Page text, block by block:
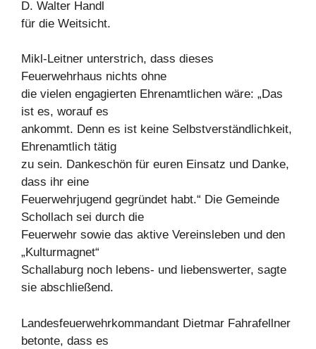
D. Walter Handl
für die Weitsicht.
Mikl-Leitner unterstrich, dass dieses
Feuerwehrhaus nichts ohne
die vielen engagierten Ehrenamtlichen wäre: „Das
ist es, worauf es
ankommt. Denn es ist keine Selbstverständlichkeit,
Ehrenamtlich tätig
zu sein. Dankeschön für euren Einsatz und Danke,
dass ihr eine
Feuerwehrjugend gegründet habt.“ Die Gemeinde
Schollach sei durch die
Feuerwehr sowie das aktive Vereinsleben und den
„Kulturmagnet“
Schallaburg noch lebens- und liebenswerter, sagte
sie abschließend.
Landesfeuerwehrkommandant Dietmar Fahrafellner
betonte, dass es